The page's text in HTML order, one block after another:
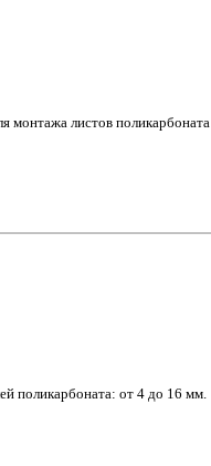
монтажа листов поликарбоната
поликарбоната: от 4 до 16 мм.